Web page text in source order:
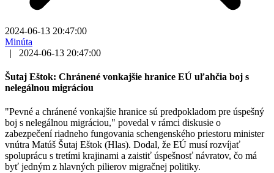
2024-06-13 20:47:00
Minúta
|
2024-06-13 20:47:00
Šutaj Eštok: Chránené vonkajšie hranice EÚ uľahčia boj s
nelegálnou migráciou
"Pevné a chránené vonkajšie hranice sú predpokladom pre úspešný
boj s nelegálnou migráciou," povedal v rámci diskusie o
zabezpečení riadneho fungovania schengenského priestoru minister
vnútra Matúš Šutaj Eštok (Hlas). Dodal, že EÚ musí rozvíjať
spoluprácu s tretími krajinami a zaistiť úspešnosť návratov, čo má
byť jedným z hlavných pilierov migračnej politiky.